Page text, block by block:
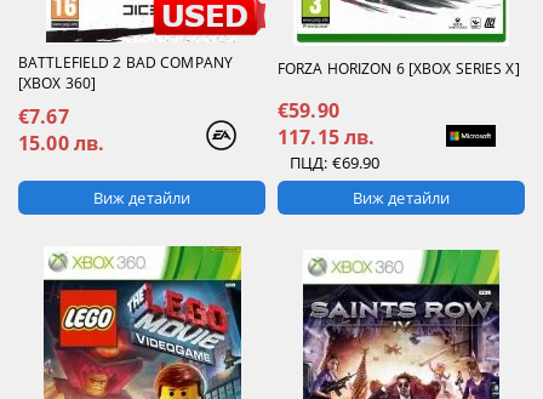
BATTLEFIELD 2 BAD COMPANY
[XBOX 360]
€7.67
15.00 лв.
Виж детайли
FORZA HORIZON 6 [XBOX SERIES X]
€59.90
117.15 лв.
ПЦД: €69.90
Виж детайли